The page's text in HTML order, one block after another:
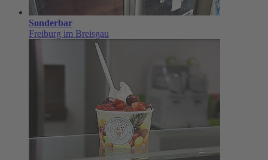
Sonderbar
Freiburg im Breisgau